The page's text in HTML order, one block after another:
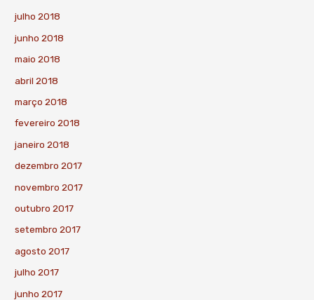
julho 2018
junho 2018
maio 2018
abril 2018
março 2018
fevereiro 2018
janeiro 2018
dezembro 2017
novembro 2017
outubro 2017
setembro 2017
agosto 2017
julho 2017
junho 2017